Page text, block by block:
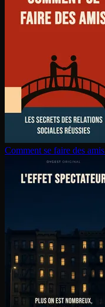
Comment se faire des amis